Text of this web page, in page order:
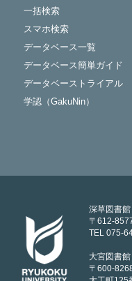
一括検索
スマホ検索
データベース一覧
データベース簡単ガイド
データベーストライアル
学認（GakuNin）
深草図書館
〒612-
TEL 075-
大宮図書館
〒600-